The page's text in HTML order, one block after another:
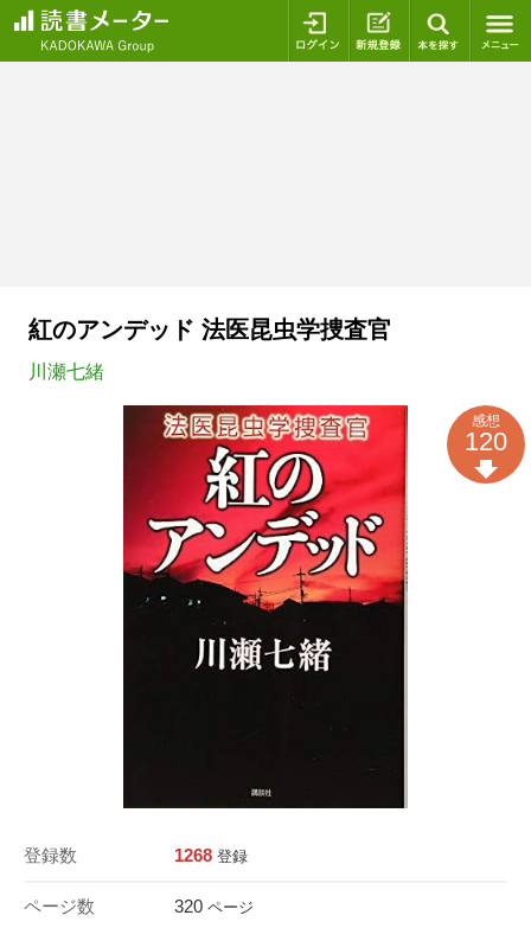
ログイン 新規登録
紅のアンデッド 法医昆虫学捜査官
川瀬七緒
登録数 1268 登録
ページ数 320 ページ
感想
120